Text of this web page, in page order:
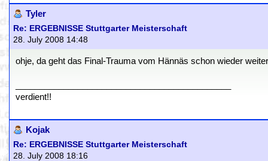
Tyler
Re: ERGEBNISSE Stuttgarter Meisterschaft
28. July 2008 14:48
ohje, da geht das Final-Trauma vom Hännäs schon wieder
verdient!!
Kojak
Re: ERGEBNISSE Stuttgarter Meisterschaft
28. July 2008 18:16